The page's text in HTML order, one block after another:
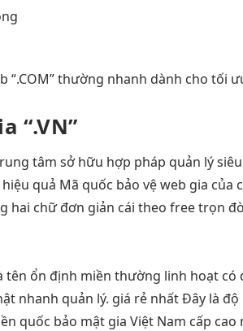
“.COM” thường nhanh dành chotối
“.VN”
tâmsở hữu hợp pháp quản lý
hiệu quả Mã quốc bảo vệ web gia của
hai chữđơn giản cái theofree trọn
tên ổn định miền thường linh hoạt có
nhanh quản lý. giá rẻ nhấtĐây là độ
quốc bảo mật gia Việt Nam cấp cao